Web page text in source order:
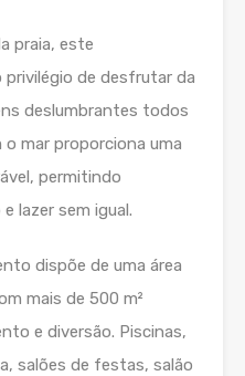
praia, este
de desfrutar da
deslumbrantes todos
mar proporciona uma
permitindo
lazer sem igual.
dispõe de uma área
mais de 500 m²
e diversão. Piscinas,
salões de festas, salão